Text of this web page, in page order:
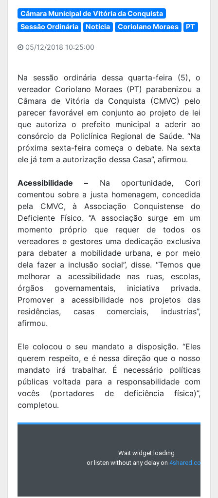
Câmara Municipal de Vitória da Conquista
Sessão Ordinária
Notícia Coriolano Moraes PT
05/12/2018 10:25:00
Na sessão ordinária dessa quarta-feira (5), o
vereador Coriolano Moraes (PT) parabenizou a
Câmara de Vitória da Conquista (CMVC) pelo
parecer favorável em conjunto ao projeto de lei
que autoriza o prefeito municipal a aderir ao
consórcio da Policlínica Regional de Saúde. “Na
próxima sexta-feira começa o debate. Na sexta
ele já tem a autorização dessa Casa”, afirmou.
Acessibilidade –Na oportunidade, Cori
comentou sobre a justa homenagem, concedida
pela CMVC, à Associação Conquistense do
Deficiente Físico. “A associação surge em um
momento próprio que requer de todos os
vereadores e gestores uma dedicação exclusiva
para debater a mobilidade urbana, e por meio
dela fazer a inclusão social”, disse. “Temos que
melhorar a acessibilidade nas ruas, escolas,
órgãos governamentais, iniciativa privada.
Promover a acessibilidade nos projetos das
residências, casas comerciais, industrias”,
afirmou.
Ele colocou o seu mandato a disposição. “Eles
querem respeito, e é nessa direção que o nosso
mandato irá trabalhar. É necessário políticas
públicas voltada para a responsabilidade com
vocês (portadores de deficiência física)”,
completou.